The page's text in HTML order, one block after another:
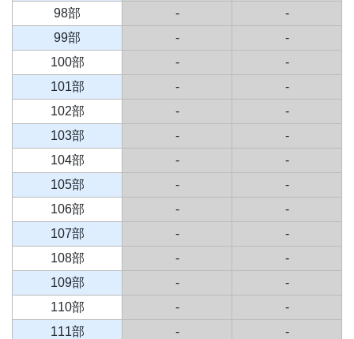
98部
-
-
99部
-
-
100部
-
-
101部
-
-
102部
-
-
103部
-
-
104部
-
-
105部
-
-
106部
-
-
107部
-
-
108部
-
-
109部
-
-
110部
-
-
111部
-
-